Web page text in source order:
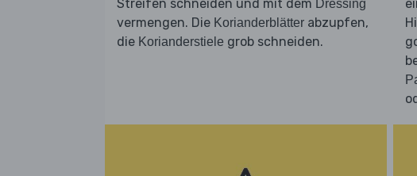
Streifen schneiden und mit dem Dressing
vermengen. Die Korianderblätter abzupfen,
die Korianderstiele grob schneiden.